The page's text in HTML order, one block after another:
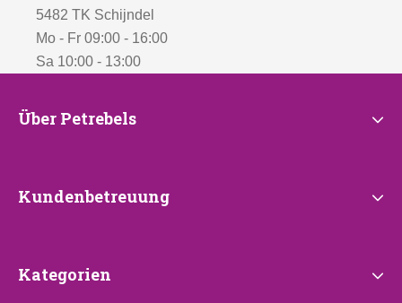
5482 TK Schijndel
Mo - Fr 09:00 - 16:00
Sa 10:00 - 13:00
Über
Über Petrebels
Kundenbetreuung
Kundenbetreuung
Kategorien
Kategorien